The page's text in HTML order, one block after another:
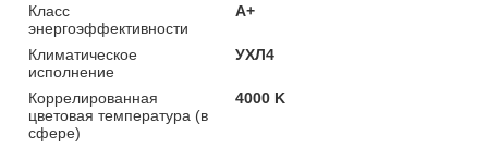
Класс
энергоэффективности
A+
Климатическое
исполнение
УХЛ4
Коррелированная
цветовая температура (в
сфере)
4000 K